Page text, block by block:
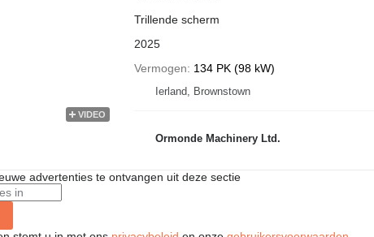
VIDEO
Trillende scherm
2025
Vermogen
134 PK (98 kW)
Ierland, Brownstown
Ormonde Machinery Ltd.
advertenties te ontvangen uit deze sectie